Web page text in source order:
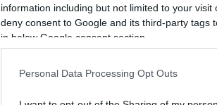
information including but not limited to your
deny consent to Google and its third-party tags
in below Google consent section.
Personal Data Processing Opt Outs